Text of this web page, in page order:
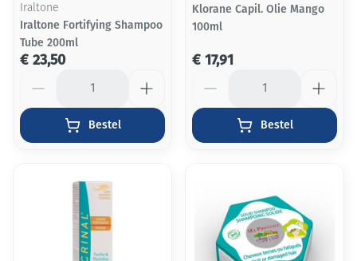
Iraltone
Iraltone Fortifying Shampoo
Tube 200ml
€ 23,50
Bestel
Klorane Capil. Olie Mango
100ml
€ 17,91
Bestel